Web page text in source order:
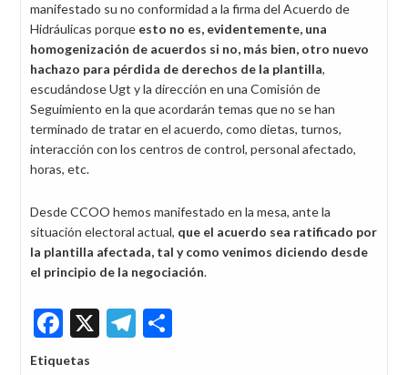
manifestado su no conformidad a la firma del Acuerdo de
Hidráulicas porque esto no es, evidentemente, una
homogenización de acuerdos si no, más bien, otro nuevo
hachazo para pérdida de derechos de la plantilla,
escudándose Ugt y la dirección en una Comisión de
Seguimiento en la que acordarán temas que no se han
terminado de tratar en el acuerdo, como dietas, turnos,
interacción con los centros de control, personal afectado,
horas, etc.
Desde CCOO hemos manifestado en la mesa, ante la
situación electoral actual, que el acuerdo sea ratificado por
la plantilla afectada, tal y como venimos diciendo desde
el principio de la negociación.
Facebook
X Telegram
Etiquetas